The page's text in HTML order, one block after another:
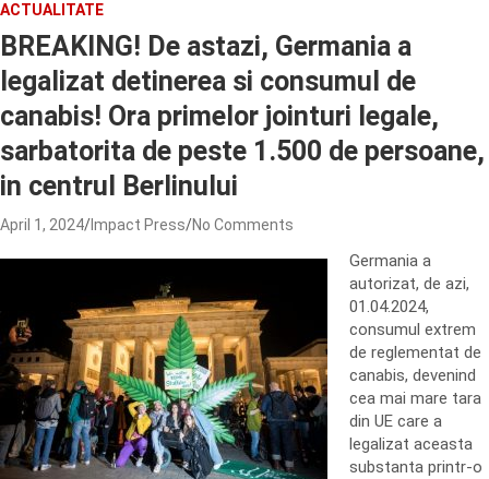
ACTUALITATE
BREAKING! De astazi, Germania a
legalizat detinerea si consumul de
canabis! Ora primelor jointuri legale,
sarbatorita de peste 1.500 de persoane,
in centrul Berlinului
April 1, 2024 Impact Press No Comments
Germania a
autorizat, de azi,
01.04.2024,
consumul extrem
de reglementat de
canabis, devenind
cea mai mare tara
din UE care a
legalizat aceasta
substanta printr-o